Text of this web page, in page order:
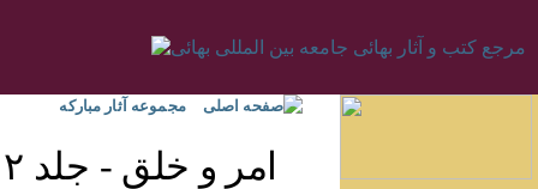
صفحه اصلی مجموعه آثار مبارکه
امر و خلق - جلد ۲